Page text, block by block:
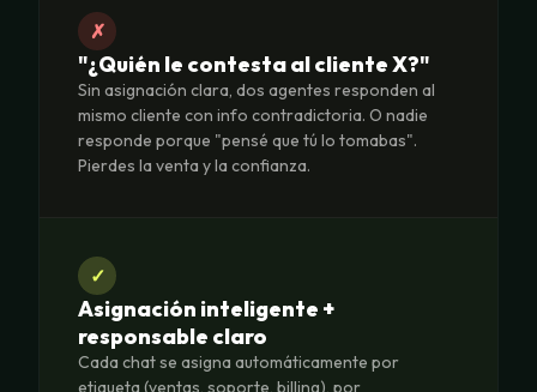
✗
"¿Quién le contesta al cliente X?"
Sin asignación clara, dos agentes responden al
mismo cliente con info contradictoria. O nadie
responde porque "pensé que tú lo tomabas".
Pierdes la venta y la confianza.
✓
Asignación inteligente +
responsable claro
Cada chat se asigna automáticamente por
etiqueta (ventas, soporte, billing), por